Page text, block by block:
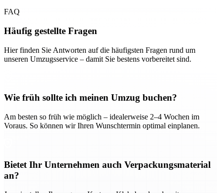
FAQ
Häufig gestellte Fragen
Hier finden Sie Antworten auf die häufigsten Fragen rund um
unseren Umzugsservice – damit Sie bestens vorbereitet sind.
Wie früh sollte ich meinen Umzug buchen?
Am besten so früh wie möglich – idealerweise 2–4 Wochen im
Voraus. So können wir Ihren Wunschtermin optimal einplanen.
Bietet Ihr Unternehmen auch Verpackungsmaterial
an?